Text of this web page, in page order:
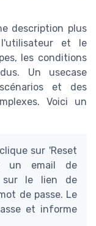
description plus
et le
les conditions
Un usecase
et des
Voici un
sur 'Reset
un email de
sur le lien de
de passe. Le
et informe